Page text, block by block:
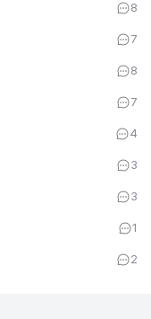
8
7
8
7
4
3
3
1
2